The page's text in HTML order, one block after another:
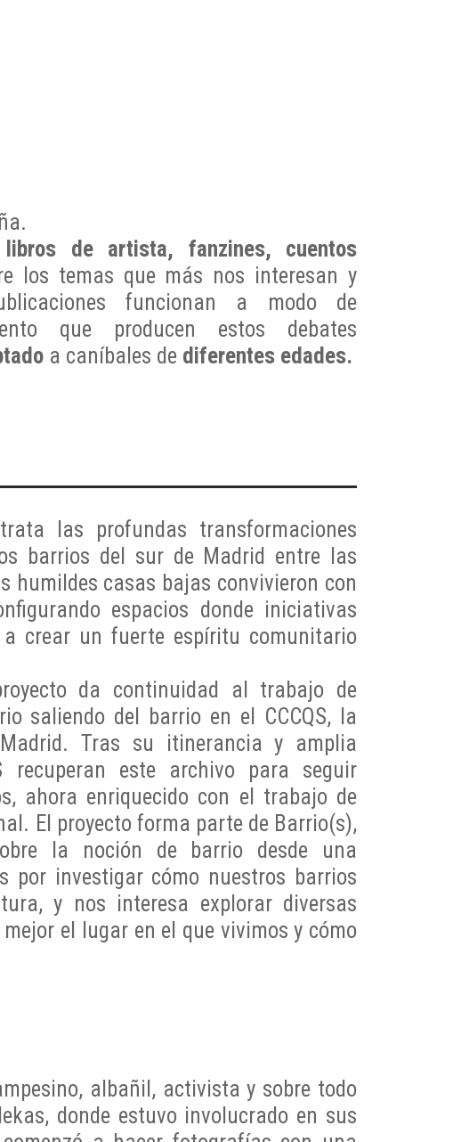
libros de artista, fanzines, cuentos
los temas que más nos interesan y
funcionan a modo de
que producen estos debates
a caníbales de diferentes edades.
las profundas transformaciones
barrios del sur de Madrid entre las
humildes casas bajas convivieron con
espacios donde iniciativas
crear un fuerte espíritu comunitario
da continuidad al trabajo de
saliendo del barrio en el CCCQS, la
Tras su itinerancia y amplia
recuperan este archivo para seguir
ahora enriquecido con el trabajo de
El proyecto forma parte de Barrio(s),
la noción de barrio desde una
por investigar cómo nuestros barrios
y nos interesa explorar diversas
el lugar en el que vivimos y cómo
albañil, activista y sobre todo
donde estuvo involucrado en sus